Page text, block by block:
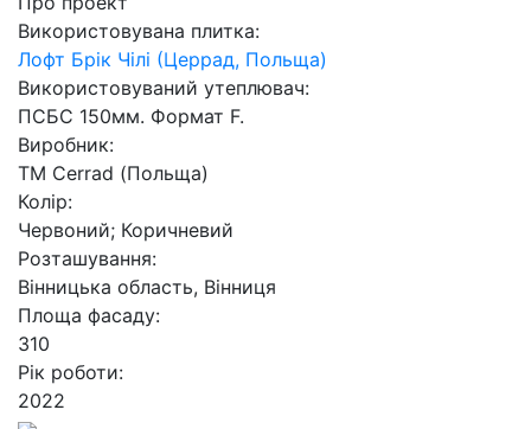
Використовувана плитка:
Лофт Брік Чілі (Церрад, Польща)
Використовуваний утеплювач:
ПСБС 150мм. Формат F.
Виробник:
ТМ Cerrad (Польща)
Колір:
Червоний; Коричневий
Розташування:
Вінницька область, Вінниця
Площа фасаду:
310
Рік роботи:
2022